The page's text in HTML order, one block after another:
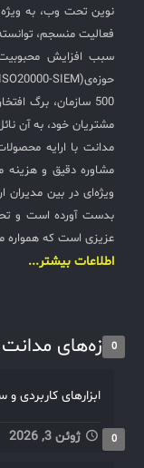
فعالیت منسجم،
سبب افزایش
500 سازمان، برگ
مشتریان خود، به آن
مدانت با ارایه
مشاوره دقیق و هزینه
ویژه‌ای در بین مدیران
بدست آورده است و
عزیزی است که همواره
اطلاعات بیشتر...
تازه‌های مدانت0
ابزارهای
ژوئن 3, 2026 0